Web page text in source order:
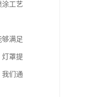
涂工艺
够满足
灯罩提
我们通